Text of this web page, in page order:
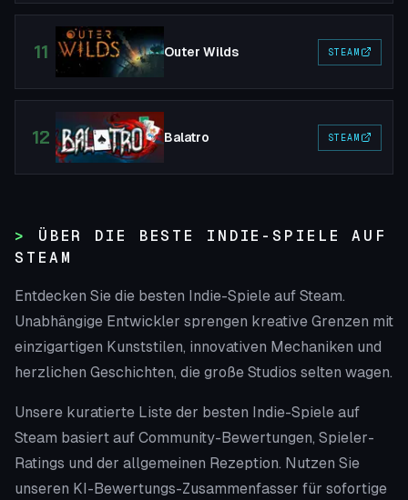
11 Outer Wilds STEAM
12 Balatro STEAM
ÜBER DIE BESTE INDIE-SPIELE AUF
STEAM
Entdecken Sie die besten Indie-Spiele auf Steam.
Unabhängige Entwickler sprengen kreative Grenzen mit
einzigartigen Kunststilen, innovativen Mechaniken und
herzlichen Geschichten, die große Studios selten wagen.
Unsere kuratierte Liste der besten Indie-Spiele auf
Steam basiert auf Community-Bewertungen, Spieler-
Ratings und der allgemeinen Rezeption. Nutzen Sie
unseren KI-Bewertungs-Zusammenfasser für sofortige